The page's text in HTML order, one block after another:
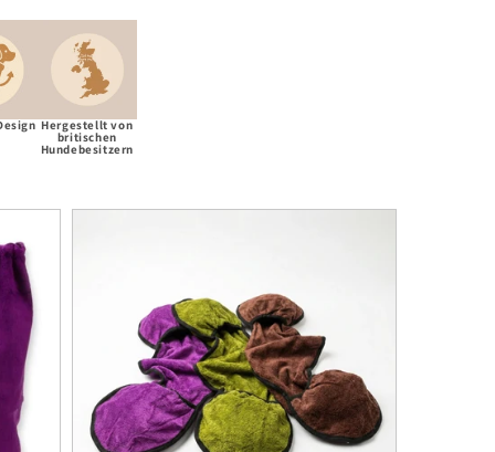
Hergestellt von
britischen
Hundebesitzern